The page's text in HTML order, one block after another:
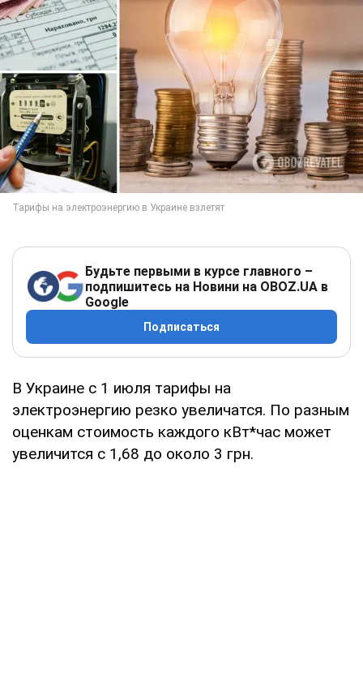
Будьте первыми в курсе главного –
подпишитесь на Новини на OBOZ.UA в
Google
Подписаться
В Украине с 1 июля тарифы на
электроэнергию резко увеличатся. По разным
оценкам стоимость каждого кВт*час может
увеличится с 1,68 до около 3 грн.